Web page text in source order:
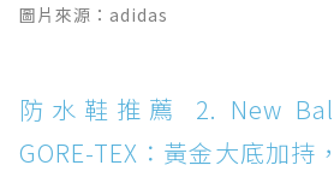
Boot：馬汀首款雨靴登場，
防水鞋推薦 14.
WATERPROOF：一踩即穿
異大底與全防水厚底健走鞋
圖片來源：adidas
防水鞋推薦 2. New
GORE-TEX：黃金大底加持